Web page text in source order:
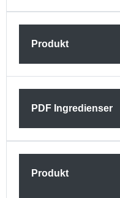
Produkt
PDF Ingredienser
Produkt